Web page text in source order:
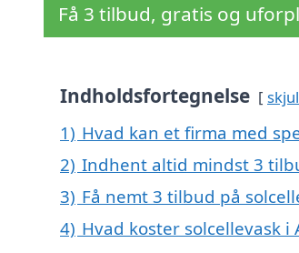
Få 3 tilbud, gratis og
Indholdsfortegnelse skjul
1) Hvad kan et firma med
2) Indhent altid mindst 3
3) Få nemt 3 tilbud på
4) Hvad koster solcellevask i